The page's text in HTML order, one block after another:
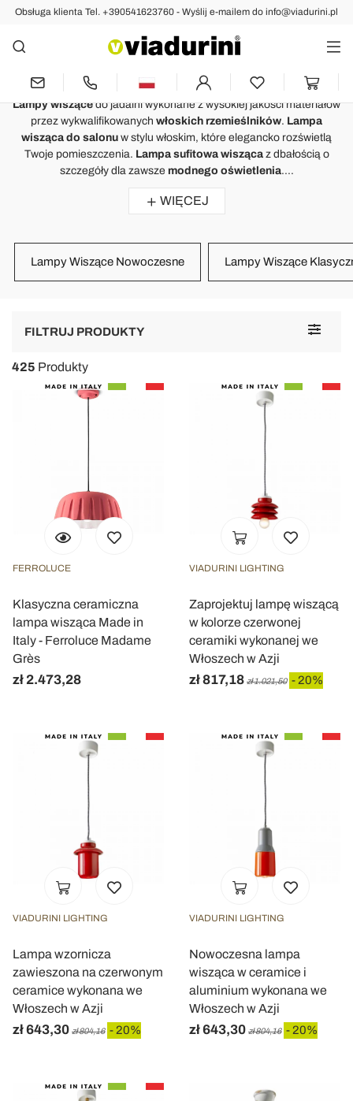
Obsługa klienta Tel. +390541623760 - Wyślij e-mailem do info@viadurini.pl
Lampy Wiszące do Oświetlenia
Domu - Made in Italy
Lampy wiszącedo jadalni wykonane z wysokiej jakości materiałów
przez wykwalifikowanych włoskich rzemieślników. Lampa
wisząca do salonu w stylu włoskim, które elegancko rozświetlą
Twoje pomieszczenia. Lampa sufitowa wiszącaz dbałością o
szczegóły dla zawsze modnego oświetlenia....
WIĘCEJ
Lampy Wiszące Nowoczesne Lampy Wiszące
Toggle
FILTRUJ PRODUKTY
425 Produkty
FERROLUCE
Klasyczna ceramiczna
lampa wisząca Made in
Italy - Ferroluce Madame
Grès
zł 2.473,28
VIADURINI LIGHTING
Zaprojektuj lampę wiszącą
w kolorze czerwonej
ceramiki wykonanej we
Włoszech w Azji
zł 817,18 zł 1.021,50 - 20%
VIADURINI LIGHTING
Lampa wzornicza
zawieszona na czerwonym
ceramice wykonana we
Włoszech w Azji
zł 643,30 zł 804,16 - 20%
VIADURINI LIGHTING
Nowoczesna lampa
wisząca w ceramice i
aluminium wykonana we
Włoszech w Azji
zł 643,30 zł 804,16 - 20%